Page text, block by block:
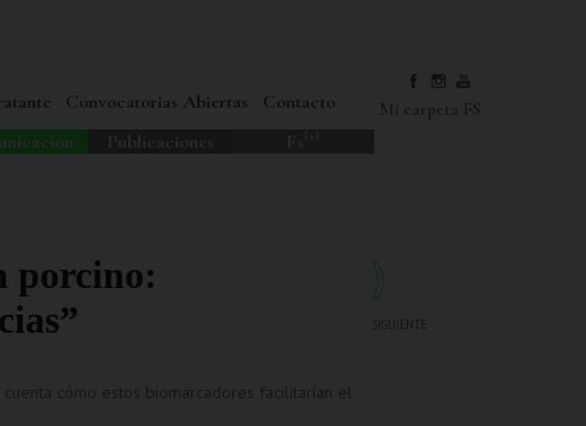
Convocatorias Abiertas
Contacto
porcino: